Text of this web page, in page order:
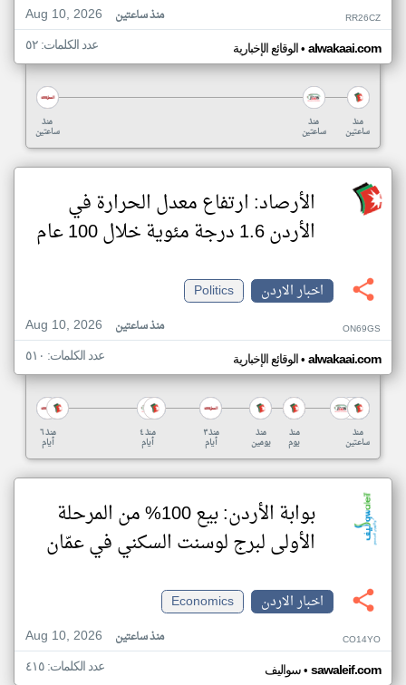
Aug 10, 2026
منذ ساعتين RR26CZ
الوقائع الإخبارية• alwakaai.com عدد الكلمات: ٥٢
منذ
ساعتين
منذ
ساعتين
منذ
ساعتين
الأرصاد: ارتفاع معدل الحرارة في
الأردن 1.6 درجة مئوية خلال 100 عام
اخبار الاردن
Politics
Aug 10, 2026
منذ ساعتين ON69GS
الوقائع الإخبارية• alwakaai.com عدد الكلمات: ٥١٠
منذ ٦
أيام
منذ ٤
أيام
منذ ٣
أيام
منذ
يومين
منذ
يوم
منذ
ساعتين
بوابة الأردن: بيع 100% من المرحلة
الأولى لبرج لوسنت السكني في عمّان
اخبار الاردن
Economics
Aug 10, 2026
منذ ساعتين CO14YO
سواليف• sawaleif.com عدد الكلمات: ٤١٥